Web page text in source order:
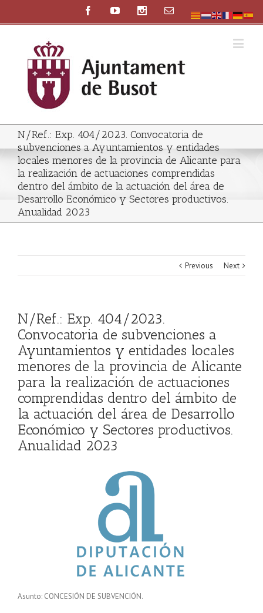
N/Ref.: Exp. 404/2023. Convocatoria de
subvenciones a Ayuntamientos y entidades
locales menores de la provincia de Alicante para
la realización de actuaciones comprendidas
dentro del ámbito de la actuación del área de
Desarrollo Económico y Sectores productivos.
Anualidad 2023
Previous Next
N/Ref.: Exp. 404/2023.
Convocatoria de subvenciones a
Ayuntamientos y entidades locales
menores de la provincia de Alicante
para la realización de actuaciones
comprendidas dentro del ámbito de
la actuación del área de Desarrollo
Económico y Sectores productivos.
Anualidad 2023
Asunto: CONCESIÓN DE SUBVENCIÓN.